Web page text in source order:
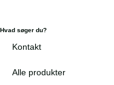
Hvad søger du?
Kontakt
Alle produkter